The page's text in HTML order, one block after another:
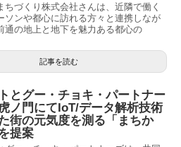
ちづくり株式会社さんは、近隣で働く
ソンや都心に訪れる方々と連携しなが
通の地上と地下を魅力ある都心の
記事を読む
とグー・チョキ・パートナー
ノ門にてIoT/データ解析技術
街の元気度を測る「まちか
提案